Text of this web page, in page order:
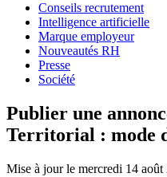
Conseils recrutement
Intelligence artificielle
Marque employeur
Nouveautés RH
Presse
Société
Publier une
Territorial : mode
Mise à jour le mercredi 14 août